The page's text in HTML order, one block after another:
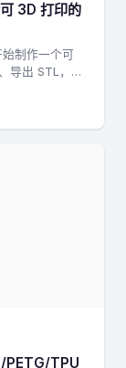
3D 打印的
制作一个可
导出 STL，适
PETG/TPU